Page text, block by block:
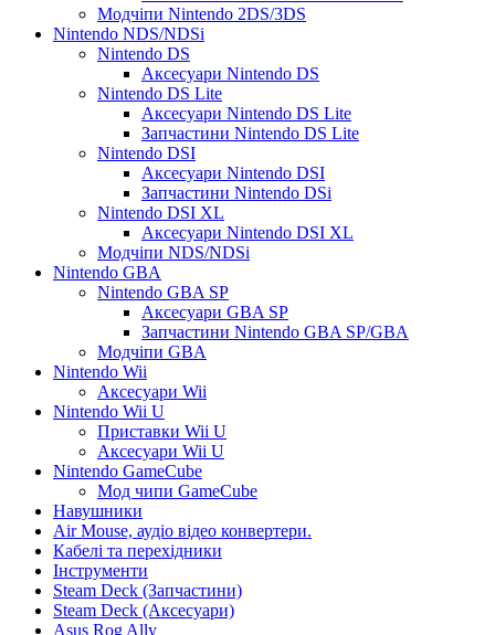
Модчіпи Nintendo 2DS/3DS
Nintendo NDS/NDSi
Nintendo DS
Аксесуари Nintendo DS
Nintendo DS Lite
Аксесуари Nintendo DS Lite
Запчастини Nintendo DS Lite
Nintendo DSI
Аксесуари Nintendo DSI
Запчастини Nintendo DSi
Nintendo DSI XL
Аксесуари Nintendo DSI XL
Модчіпи NDS/NDSi
Nintendo GBA
Nintendo GBA SP
Аксесуари GBA SP
Запчастини Nintendo GBA SP/GBA
Модчіпи GBA
Nintendo Wii
Аксесуари Wii
Nintendo Wii U
Приставки Wii U
Аксесуари Wii U
Nintendo GameCube
Мод чипи GameCube
Навушники
Air Mouse, аудіо відео конвертери.
Кабелі та перехідники
Інструменти
Steam Deck (Запчастини)
Steam Deck (Аксесуари)
Asus Rog Ally